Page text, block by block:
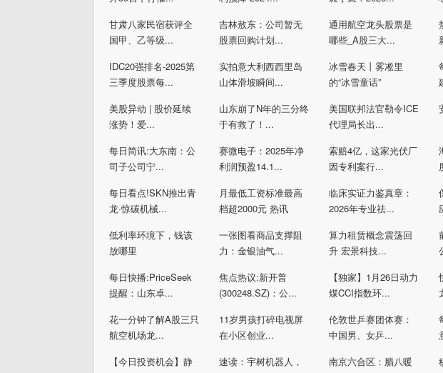
甘肃八家民宿获评全
国甲、乙等级...
吉林敖东：公司暂无
股票回购计划...
通用航空龙头股票是
哪些_A股三大...
IDC20强排名-2025第
三季度股票每...
实拍意大利西西里岛
山体滑坡瞬间...
冰雪春天丨雾凇里
的“冰雪童话”
美股异动 | 股价延续
涨势！爱...
山东崩了N年的三分终
于有救了！...
美国联邦法官勒令ICE
代理局长出...
每日简讯:大东南：公
司子公司宁...
赛微电子：2025年净
利润预盈14.1...
索赔4亿，这家光伏厂
因专利案行...
每日看点!SKN推出青
龙·惊碳机械...
月最低工资标准最高
档超2000元 热讯
临床实证力鉴真章：
2026年专业祛...
低利率环境下，钱该
放哪里
一张图看商品支撑阻
力：金银油气...
算力租赁概念震荡回
升 宏景科技...
每日快播:PriceSeek
提醒：山东卓...
焦点热议:新开普
(300248.SZ)：公...
【独家】1月26日动力
煤CCI指数环...
花一分钟了解A股三只
航空机场龙...
11岁男孩打碎电视屏
在小区创业...
伦敦世乒赛团体赛：
中国男、女乒...
【今日投资机会】静
速读：宇树机器人，
南京六合区：腊八暖